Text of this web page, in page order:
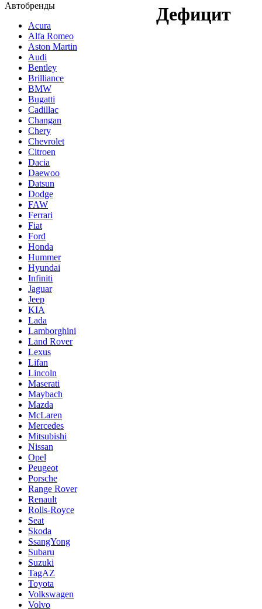
Автобренды
Acura
Alfa Romeo
Aston Martin
Audi
Bentley
Brilliance
BMW
Bugatti
Cadillac
Changan
Chery
Chevrolet
Citroen
Dacia
Daewoo
Datsun
Dodge
FAW
Ferrari
Fiat
Ford
Honda
Hummer
Hyundai
Infiniti
Jaguar
Jeep
KIA
Lada
Lamborghini
Land Rover
Lexus
Lifan
Lincoln
Maserati
Maybach
Mazda
McLaren
Mercedes
Mitsubishi
Nissan
Opel
Peugeot
Porsche
Range Rover
Renault
Rolls-Royce
Seat
Skoda
SsangYong
Subaru
Suzuki
TagAZ
Toyota
Volkswagen
Volvo
Дефицит